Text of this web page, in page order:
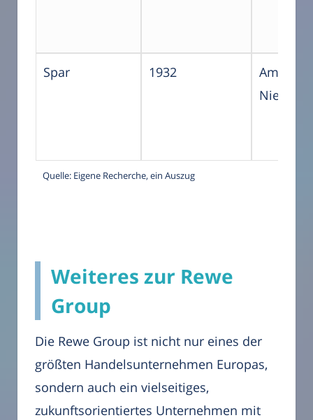
Spar 1932
Quelle: Eigene Recherche, ein Auszug
Weiteres zur Rewe
Group
Die Rewe Group ist nicht nur eines der
größten Handelsunternehmen Europas,
sondern auch ein vielseitiges,
zukunftsorientiertes Unternehmen mit